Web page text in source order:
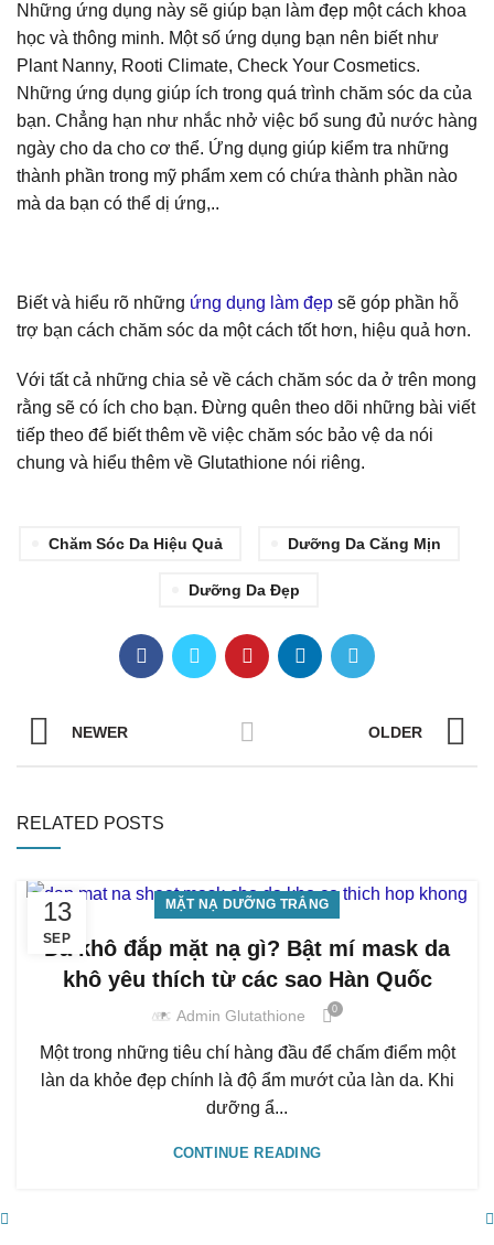
Những ứng dụng này sẽ giúp bạn làm đẹp một cách khoa
học và thông minh. Một số ứng dụng bạn nên biết như
Plant Nanny, Rooti Climate, Check Your Cosmetics.
Những ứng dụng giúp ích trong quá trình chăm sóc da của
bạn. Chẳng hạn như nhắc nhở việc bổ sung đủ nước hàng
ngày cho da cho cơ thể. Ứng dụng giúp kiểm tra những
thành phần trong mỹ phẩm xem có chứa thành phần nào
mà da bạn có thể dị ứng,..
Biết và hiểu rõ những ứng dụng làm đẹp sẽ góp phần hỗ
trợ bạn cách chăm sóc da một cách tốt hơn, hiệu quả hơn.
Với tất cả những chia sẻ về cách chăm sóc da ở trên mong
rằng sẽ có ích cho bạn. Đừng quên theo dõi những bài viết
tiếp theo để biết thêm về việc chăm sóc bảo vệ da nói
chung và hiểu thêm về Glutathione nói riêng.
Chăm Sóc Da Hiệu Quả Dưỡng Da Căng Mịn
Dưỡng Da Đẹp
NEWER OLDER
RELATED POSTS
13
SEP
MẶT NẠ DƯỠNG TRẮNG
Da khô đắp mặt nạ gì? Bật mí mask da
khô yêu thích từ các sao Hàn Quốc
Admin Glutathione 0
Một trong những tiêu chí hàng đầu để chấm điểm một
làn da khỏe đẹp chính là độ ẩm mướt của làn da. Khi
dưỡng ẩ...
CONTINUE READING